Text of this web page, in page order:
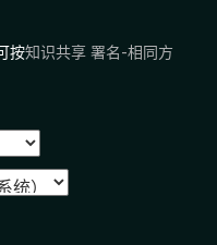
按知识共享 署名-相同方